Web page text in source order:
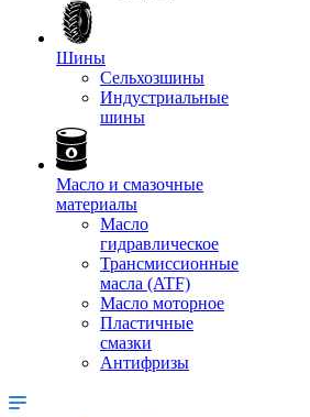
Шины
Сельхозшины
Индустриальные
шины
Масло и смазочные
материалы
Масло
гидравлическое
Трансмиссионные
масла (ATF)
Масло моторное
Пластичные
смазки
Антифризы